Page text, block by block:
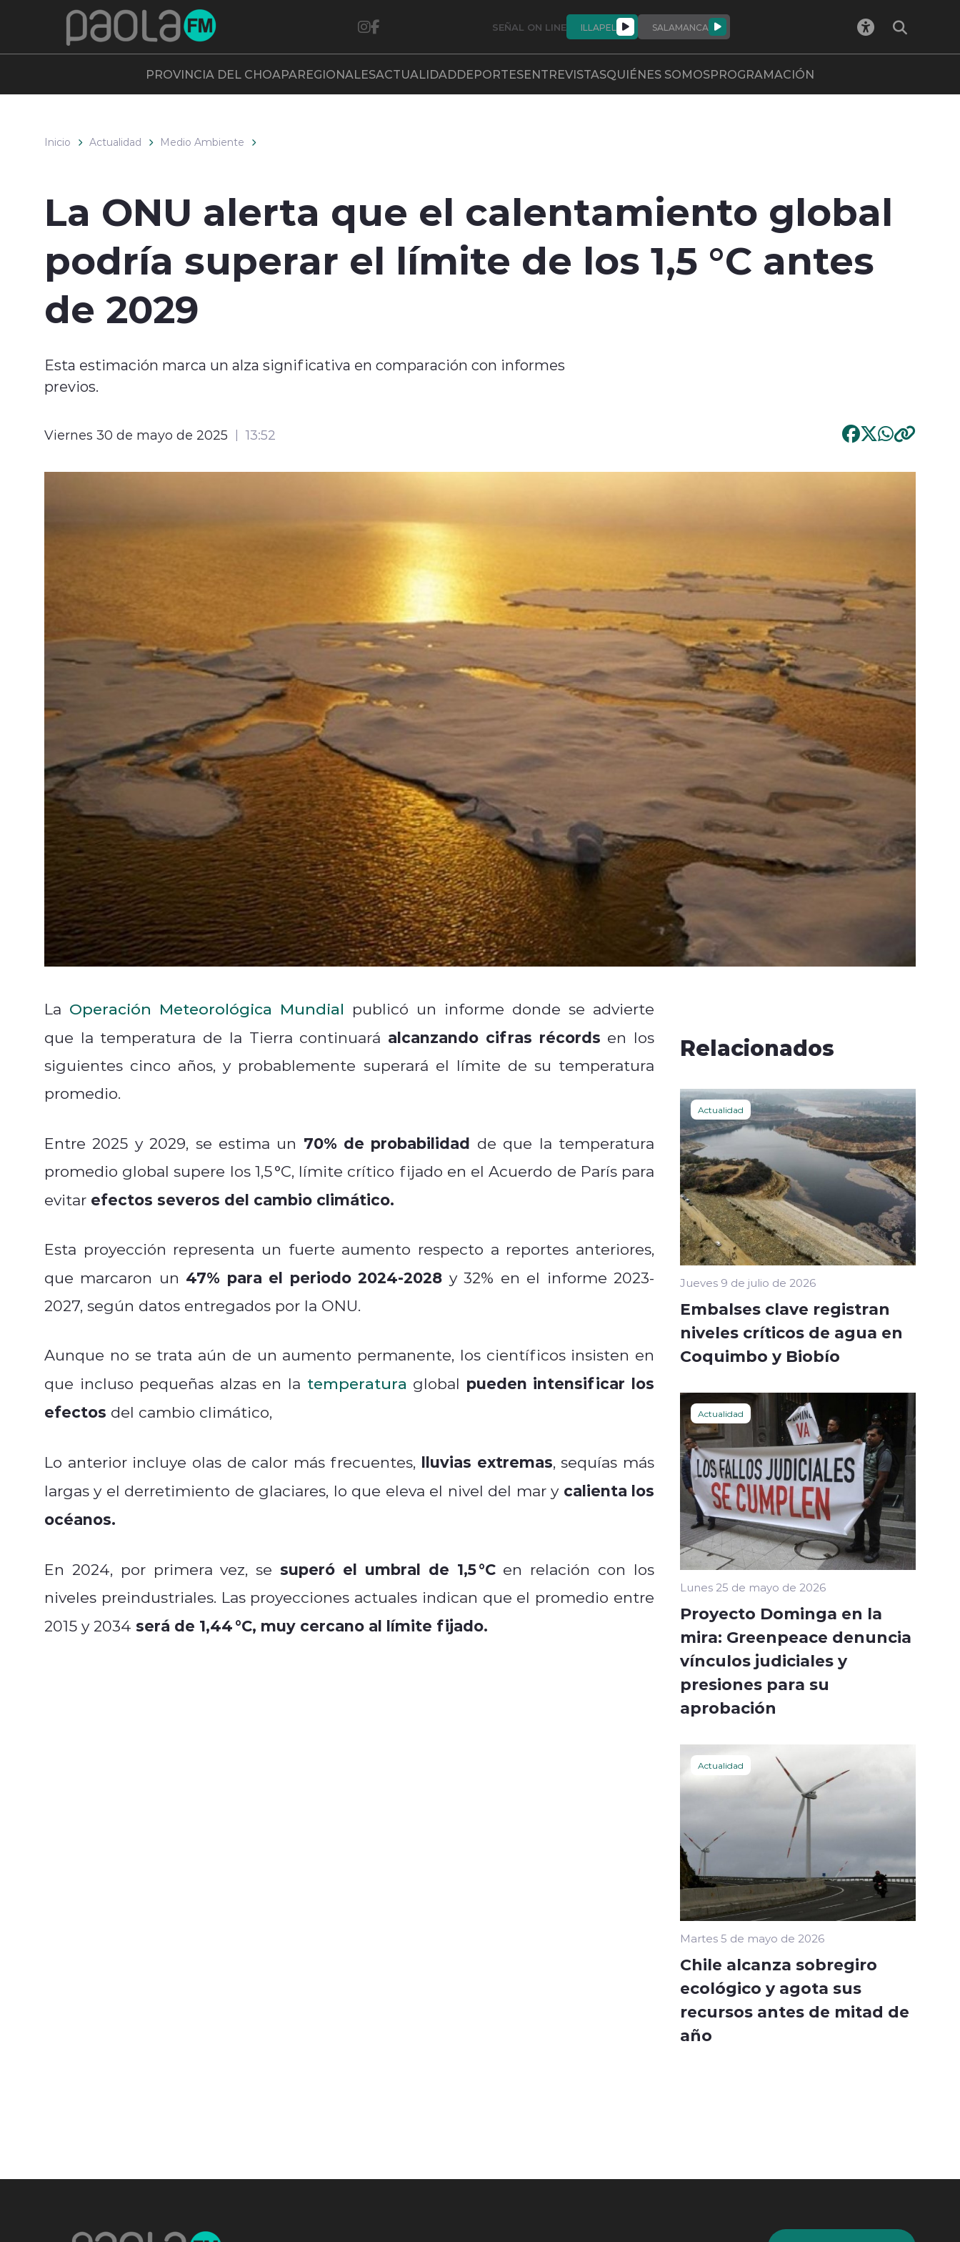
SEÑAL ON LINE ILLAPEL SALAMANCA
PROVINCIA DEL CHOAPAREGIONALESACTUALIDADDEPORTESENTREVISTASQUIÉNES SOMOSPROGRAMACIÓN
Inicio Actualidad Medio Ambiente
La ONU alerta que el calentamiento global
podría superar el límite de los 1,5 °C antes
de 2029
Esta estimación marca un alza significativa en comparación con informes
previos.
Viernes 30 de mayo de 2025 13:52
La Operación Meteorológica Mundial publicó un informe donde se advierte
que la temperatura de la Tierra continuará alcanzando cifras récords en los
siguientes cinco años, y probablemente superará el límite de su temperatura
promedio.
Entre 2025 y 2029, se estima un 70% de probabilidad de que la temperatura
promedio global supere los 1,5 °C, límite crítico fijado en el Acuerdo de París para
evitar efectos severos del cambio climático.
Esta proyección representa un fuerte aumento respecto a reportes anteriores,
que marcaron un 47% para el periodo 2024-2028 y 32% en el informe 2023-
2027, según datos entregados por la ONU.
Aunque no se trata aún de un aumento permanente, los científicos insisten en
que incluso pequeñas alzas en la temperatura global pueden intensificar los
efectos del cambio climático,
Lo anterior incluye olas de calor más frecuentes, lluvias extremas, sequías más
largas y el derretimiento de glaciares, lo que eleva el nivel del mar y calienta los
océanos.
En 2024, por primera vez, se superó el umbral de 1,5 °Cen relación con los
niveles preindustriales. Las proyecciones actuales indican que el promedio entre
2015 y 2034 será de 1,44 °C, muy cercano al límite fijado.
Relacionados
Actualidad
Jueves 9 de julio de 2026
Embalses clave registran
niveles críticos de agua en
Coquimbo y Biobío
Actualidad
Lunes 25 de mayo de 2026
Proyecto Dominga en la
mira: Greenpeace denuncia
vínculos judiciales y
presiones para su
aprobación
Actualidad
Martes 5 de mayo de 2026
Chile alcanza sobregiro
ecológico y agota sus
recursos antes de mitad de
año